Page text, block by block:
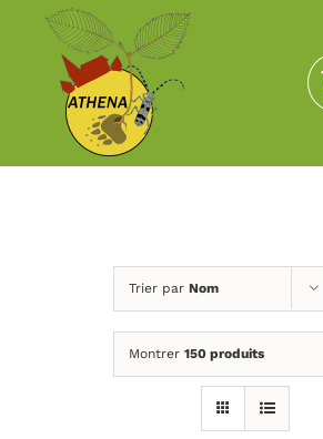
Passer
contenu
Trier par Nom
Montrer 150 produits